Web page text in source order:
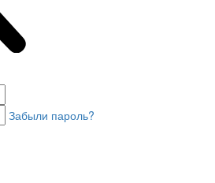
Забыли пароль?